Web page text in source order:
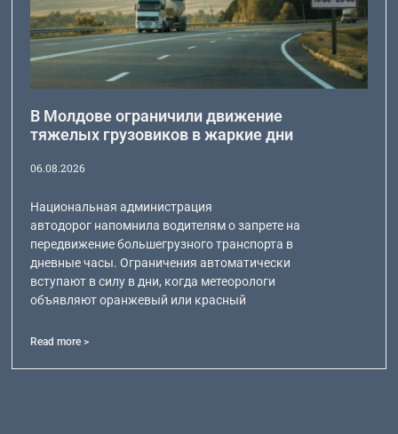
В Молдове ограничили движение
тяжелых грузовиков в жаркие дни
06.08.2026
Национальная администрация
автодорог напомнила водителям о запрете на
передвижение большегрузного транспорта в
дневные часы. Ограничения автоматически
вступают в силу в дни, когда метеорологи
объявляют оранжевый или красный
Read more >